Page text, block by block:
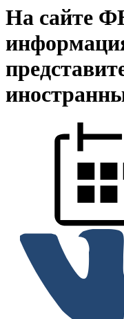
На сайте